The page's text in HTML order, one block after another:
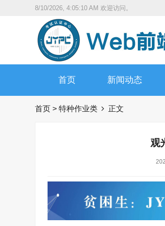
8/10/2026, 4:05:11 AM 欢迎访问。
首页 新闻动态
首页 > 特种作业类 正文
观